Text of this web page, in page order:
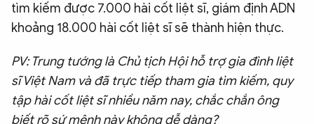
tìm kiếm được 7.000 hài cốt liệt sĩ, giám định ADN
khoảng 18.000 hài cốt liệt sĩ sẽ thành hiện thực.
PV: Trung tướng là Chủ tịch Hội hỗ trợ gia đình liệt
sĩ Việt Nam và đã trực tiếp tham gia tìm kiếm, quy
tập hài cốt liệt sĩ nhiều năm nay, chắc chắn ông
biết rõ sứ mệnh này không dễ dàng?